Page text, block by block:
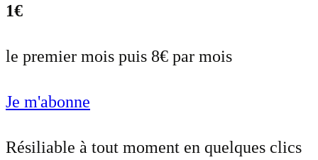
1€
le premier mois puis 8€ par mois
Je m'abonne
Résiliable à tout moment en quelques clics